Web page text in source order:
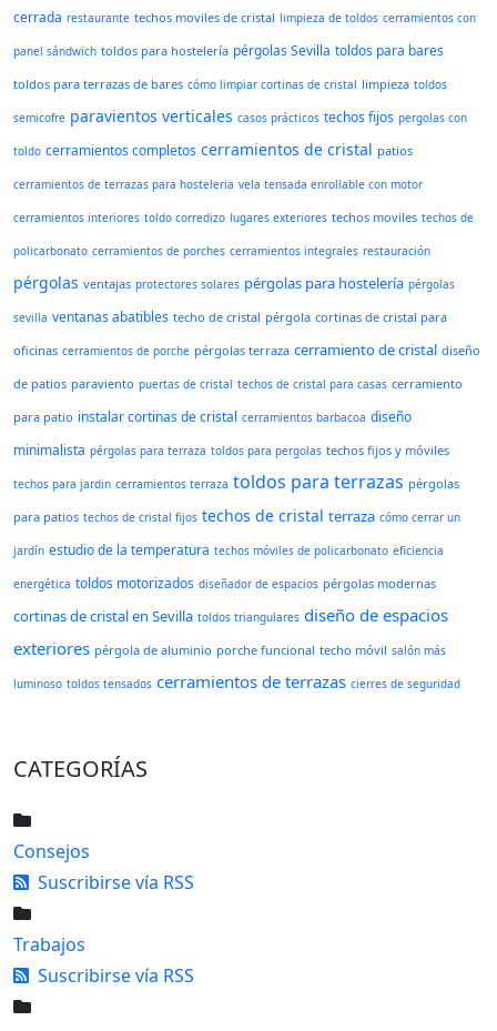
cerrada restaurante techos moviles de cristal limpieza de toldos cerramientos con
panel sándwich toldos para hostelería pérgolas Sevilla toldos para bares
toldos para terrazas de bares cómo limpiar cortinas de cristal limpieza toldos
semicofre paravientos verticales casos prácticos techos fijos pergolas con
toldo cerramientos completos cerramientos de cristal patios
cerramientos de terrazas para hosteleria vela tensada enrollable con motor
cerramientos interiores toldo corredizo lugares exteriores techos moviles techos de
policarbonato cerramientos de porches cerramientos integrales restauración
pérgolas ventajas protectores solares pérgolas para hostelería pérgolas
sevilla ventanas abatibles techo de cristal pérgola cortinas de cristal para
oficinas cerramientos de porche pérgolas terraza cerramiento de cristal diseño
de patios paraviento puertas de cristal techos de cristal para casas cerramiento
para patio instalar cortinas de cristal cerramientos barbacoa diseño
minimalista pérgolas para terraza toldos para pergolas techos fijos y móviles
techos para jardin cerramientos terraza toldos para terrazas pérgolas
para patios techos de cristal fijos techos de cristal terraza cómo cerrar un
jardín estudio de la temperatura techos móviles de policarbonato eficiencia
energética toldos motorizados diseñador de espacios pérgolas modernas
cortinas de cristal en Sevilla toldos triangulares diseño de espacios
exteriores pérgola de aluminio porche funcional techo móvil salón más
luminoso toldos tensados cerramientos de terrazas cierres de seguridad
CATEGORÍAS
Consejos
Suscribirse vía RSS
Trabajos
Suscribirse vía RSS